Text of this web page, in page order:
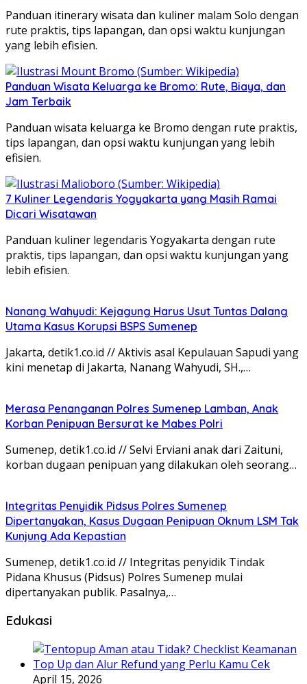
Panduan itinerary wisata dan kuliner malam Solo dengan
rute praktis, tips lapangan, dan opsi waktu kunjungan
yang lebih efisien.
Panduan Wisata Keluarga ke Bromo: Rute, Biaya, dan
Jam Terbaik
Panduan wisata keluarga ke Bromo dengan rute praktis,
tips lapangan, dan opsi waktu kunjungan yang lebih
efisien.
7 Kuliner Legendaris Yogyakarta yang Masih Ramai
Dicari Wisatawan
Panduan kuliner legendaris Yogyakarta dengan rute
praktis, tips lapangan, dan opsi waktu kunjungan yang
lebih efisien.
Nanang Wahyudi: Kejagung Harus Usut Tuntas Dalang
Utama Kasus Korupsi BSPS Sumenep
Jakarta, detik1.co.id // Aktivis asal Kepulauan Sapudi yang
kini menetap di Jakarta, Nanang Wahyudi, SH.,…
Merasa Penanganan Polres Sumenep Lamban, Anak
Korban Penipuan Bersurat ke Mabes Polri
Sumenep, detik1.co.id // Selvi Erviani anak dari Zaituni,
korban dugaan penipuan yang dilakukan oleh seorang…
Integritas Penyidik Pidsus Polres Sumenep
Dipertanyakan, Kasus Dugaan Penipuan Oknum LSM Tak
Kunjung Ada Kepastian
Sumenep, detik1.co.id // Integritas penyidik Tindak
Pidana Khusus (Pidsus) Polres Sumenep mulai
dipertanyakan publik. Pasalnya,…
Edukasi
April 15, 2026